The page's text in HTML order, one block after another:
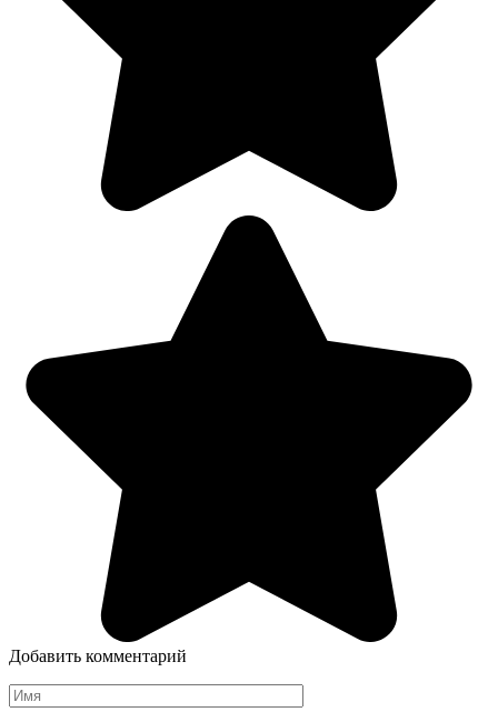
Добавить комментарий
Имя
*